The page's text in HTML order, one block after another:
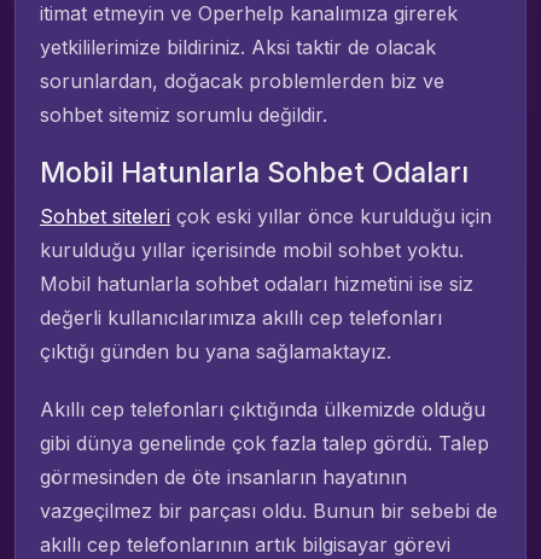
itimat etmeyin ve Operhelp kanalımıza girerek
yetkililerimize bildiriniz. Aksi taktir de olacak
sorunlardan, doğacak problemlerden biz ve
sohbet sitemiz sorumlu değildir.
Mobil Hatunlarla Sohbet Odaları
Sohbet siteleri çok eski yıllar önce kurulduğu için
kurulduğu yıllar içerisinde mobil sohbet yoktu.
Mobil hatunlarla sohbet odaları hizmetini ise siz
değerli kullanıcılarımıza akıllı cep telefonları
çıktığı günden bu yana sağlamaktayız.
Akıllı cep telefonları çıktığında ülkemizde olduğu
gibi dünya genelinde çok fazla talep gördü. Talep
görmesinden de öte insanların hayatının
vazgeçilmez bir parçası oldu. Bunun bir sebebi de
akıllı cep telefonlarının artık bilgisayar görevi